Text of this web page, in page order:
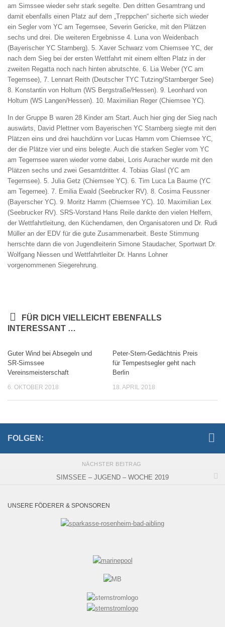
am Simssee wieder sehr stark segelte. Den dritten Gesamtrang und
damit ebenfalls einen Platz auf dem „Treppchen“ sicherte sich wieder
ein Segler vom YC am Tegernsee, Severin Gericke, mit den Plätzen
sechs und drei. Die weiteren Ergebnisse 4. Luna von Weidenbach
(Bayerischer YC Starnberg). 5. Xaver Schwarz vom Chiemsee YC, der
nach dem Sieg bei der ersten Wettfahrt mit einem elften Platz in der
zweiten Regatta noch nach hinten abrutschte. 6. Lia Weber (YC am
Tegernsee), 7. Lennart Reith (Deutscher TYC Tutzing/Starnberger See)
8. Konstantin von Holtum (WS Bergstraße/Hessen). 9. Leonhard von
Holtum (WS Langen/Hessen). 10. Maximilian Reger (Chiemsee YC).
In der Gruppe B waren 28 Kinder am Start. Auch hier ging der Sieg nach
auswärts, David Plettner vom Bayerischen YC Starnberg siegte mit den
Plätzen eins und drei hauchdünn vor Lucas Hamm vom Chiemsee YC,
der die Plätze vier und eins belegte. Auch die starken Segler vom YC
am Tegernsee waren wieder vorne dabei, Loris Auracher wurde mit den
Plätzen sechs und zwei Gesamtdritter. 4. Tobias Glasl (YC am
Tegernsee). 5. Julia Getz (Chiemsee YC). 6. Tim Luca La Baume (YC
am Tegernee). 7. Emilia Ewald (Seebrucker RV). 8. Cosima Feussner
(Bayerscher YC). 9. Moritz Hamm (Chiemsee YC). 10. Maximilian Lex
(Seebrucker RV). SRS-Vorstand Hans Reile dankte den vielen Helfern,
der Wettfahrtleitung, den Küchendamen, den Organisatoren und Dr. Rudi
Müller an der EDV für die gute Zusammenarbeit. Beste Stimmung
herrschte dann die von Jugendleiterin Simone Staudacher, Sportwart Dr.
Wolfgang Niessen und Wettfahrtleiter Dr. Hanns Lohner
vorgenommenen Siegerehrung.
FÜR DICH VIELLEICHT EBENFALLS
INTERESSANT …
Guter Wind bei Absegeln und
SR-Simssee
Vereinsmeisterschaft
6. OKTOBER 2018
Peter-Stern-Gedächtnis Preis
für Tempestsegler geht nach
Berlin
18. APRIL 2018
FOLGEN:
NÄCHSTER BEITRAG
SIMSSEE – JUGEND – WOCHE 2019
UNSERE FÖDERER & SPONSOREN